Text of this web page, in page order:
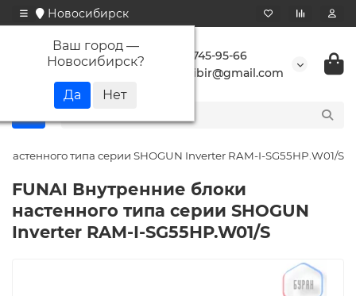
Новосибирск
Ваш город —
Новосибирск?
+7 923 745-95-66
buransibir@gmail.com
типа серии SHOGUN Inverter RAM-I-SG55HP.W01/S
FUNAI Внутренние блоки
настенного типа серии SHOGUN
Inverter RAM-I-SG55HP.W01/S